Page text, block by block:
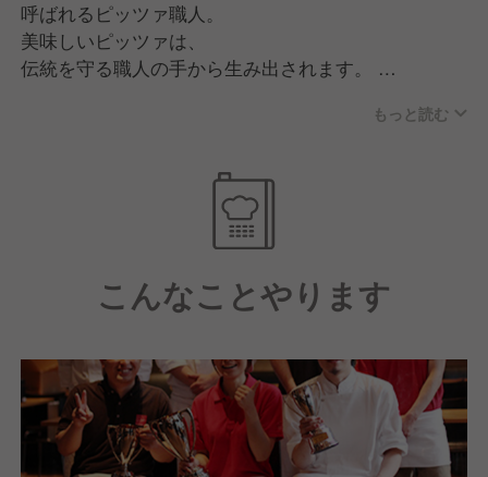
呼ばれるピッツァ職人。
美味しいピッツァは、
伝統を守る職人の手から生み出されます。
その見事な手さばきは、目にも楽しい一品です。
イタリア・ナポリで開催された、
世界最高峰のピッツァの祭典「PIZZA FEST」。
その大会で我々のチームが
3年連続受賞を決めました。
厳しい指導のもとで経験を積み、
常に真剣勝負でピッツァに向き合う
SALVATOREの誇りです。
もっと読む
こんなことやります